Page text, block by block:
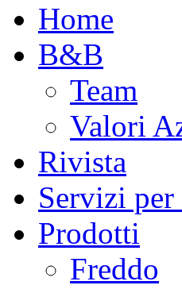
Home
B&B
Team
Valori
Rivista
Servizi per
Prodotti
Freddo